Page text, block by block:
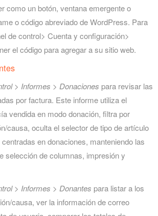
como un botón, ventana emergente o
o código abreviado de WordPress. Para
de control> Cuenta y configuración>
el código para agregar a su sitio web.
> Informes > Donaciones para revisar las
por factura. Este informe utiliza el
vendida en modo donación, filtra por
causa, oculta el selector de tipo de artículo
en donaciones, manteniendo las
selección de columnas, impresión y
> Informes > Donantes para listar a los
causa, ver la información de correo